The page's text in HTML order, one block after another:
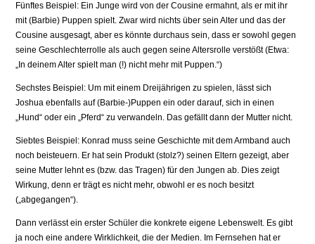
Fünftes Beispiel: Ein Junge wird von der Cousine ermahnt, als er mit ihr
mit (Barbie) Puppen spielt. Zwar wird nichts über sein Alter und das der
Cousine ausgesagt, aber es könnte durchaus sein, dass er sowohl gegen
seine Ge­schlechterrolle als auch gegen seine Altersrolle verstößt (Etwa:
„In deinem Al­ter spielt man (!) nicht mehr mit Puppen.“)
Sechstes Beispiel: Um mit einem Dreijährigen zu spielen, lässt sich
Joshua ebenfalls auf (Barbie-)Puppen ein oder darauf, sich in einen
„Hund“ oder ein „Pferd“ zu verwandeln. Das gefällt dann der Mutter nicht.
Siebtes Beispiel: Konrad muss seine Geschichte mit dem Armband auch
noch beisteuern. Er hat sein Produkt (stolz?) seinen Eltern gezeigt, aber
seine Mutter lehnt es (bzw. das Tragen) für den Jungen ab. Dies zeigt
Wirkung, denn er trägt es nicht mehr, obwohl er es noch besitzt
(„abgegangen“).
Dann verlässt ein erster Schüler die konkrete eigene Lebenswelt. Es gibt
ja noch eine andere Wirklichkeit, die der Medien. Im Fernsehen hat er